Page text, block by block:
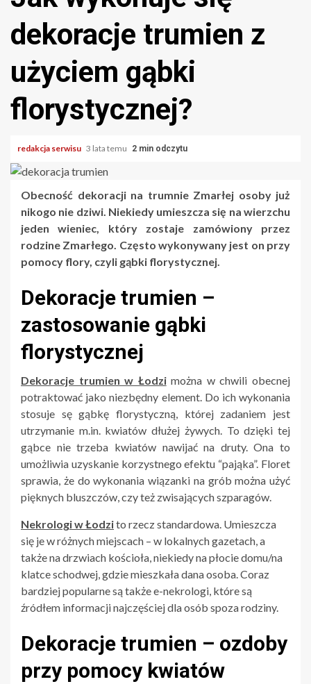
dekoracje trumien z
użyciem gąbki
florystycznej?
redakcja serwisu 3 lata temu 2 min odczytu
Obecność dekoracji na trumnie Zmarłej osoby już
nikogo nie dziwi. Niekiedy umieszcza się na wierzchu
jeden wieniec, który zostaje zamówiony przez
rodzine Zmarłego. Często wykonywany jest on przy
pomocy flory, czyli gąbki florystycznej.
Dekoracje trumien –
zastosowanie gąbki
florystycznej
Dekoracje trumien w Łodzi można w chwili obecnej
potraktować jako niezbędny element. Do ich wykonania
stosuje sę gąbkę florystyczną, której zadaniem jest
utrzymanie m.in. kwiatów dłużej żywych. To dzięki tej
gąbce nie trzeba kwiatów nawijać na druty. Ona to
umożliwia uzyskanie korzystnego efektu “pająka”. Floret
sprawia, że do wykonania wiązanki na grób można użyć
pięknych bluszczów, czy też zwisających szparagów.
Nekrologi w Łodzito rzecz standardowa. Umieszcza
się je w różnych miejscach – w lokalnych gazetach, a
także na drzwiach kościoła, niekiedy na płocie domu/na
klatce schodwej, gdzie mieszkała dana osoba. Coraz
bardziej popularne są także e-nekrologi, które są
źródłem informacji najczęściej dla osób spoza rodziny.
Dekoracje trumien – ozdoby
przy pomocy kwiatów